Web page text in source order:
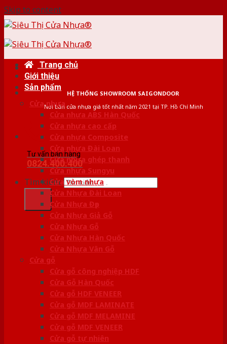
Skip to content
HỆ THỐNG SHOWROOM SAIGONDOOR
Nơi bán cửa nhựa giá tốt nhất năm 2021 tại TP. Hồ Chí Minh
Tư vấn bán hàng
0824.400.400
Tìm kiếm:
Trang chủ
Giới thiệu
Sản phẩm
Cửa nhựa
Cửa nhựa ABS Hàn Quốc
Cửa nhựa cao cấp
Cửa nhựa Composite
Cửa nhựa Đài Loan
Cửa nhựa ghép thanh
Cửa nhựa Sungyu
Cửa vòm nhựa
Cửa Nhựa Đài Loan
Cửa Nhựa Đẹp
Cửa Nhựa Giả Gỗ
Cửa Nhựa Gỗ
Cửa Nhựa Hàn Quốc
Cửa Nhựa Vân Gỗ
Cửa gỗ
Cửa gỗ công nghiệp HDF
Cửa Gỗ Hàn Quốc
Cửa gỗ HDF VENEER
Cửa gỗ MDF LAMINATE
Cửa gỗ MDF MELAMINE
Cửa gỗ MDF VENEER
Cửa gỗ tự nhiên